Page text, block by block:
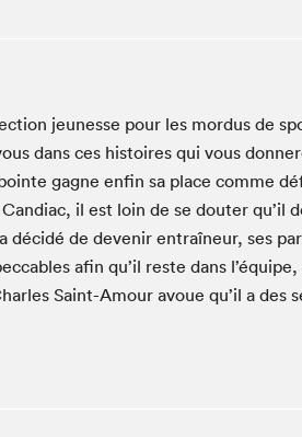
à voix haute du Salon du livre
au Salon
et branchée
jeunesse pour les mor­dus de
dans ces his­toires qui vous
gagne enfin sa place comme
il est loin de se douter qu’il
décidé de devenir entraîneur, ses
afin qu’il reste dans
Saint-Amour avoue qu’il a